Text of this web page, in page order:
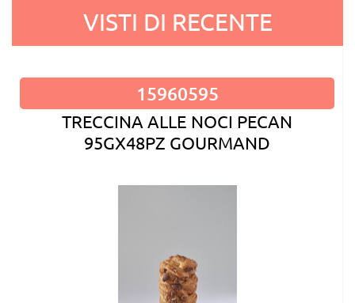
VISTI DI RECENTE
15960595
TRECCINA ALLE NOCI PECAN
95GX48PZ GOURMAND